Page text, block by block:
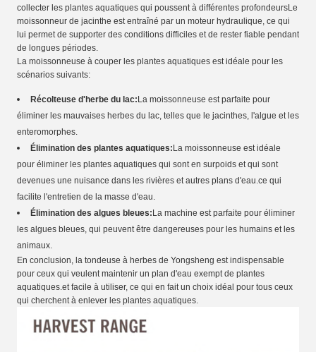
collecter les plantes aquatiques qui poussent à différentes profondeursLe
moissonneur de jacinthe est entraîné par un moteur hydraulique, ce qui
lui permet de supporter des conditions difficiles et de rester fiable pendant
de longues périodes.
La moissonneuse à couper les plantes aquatiques est idéale pour les
scénarios suivants:
Récolteuse d'herbe du lac: La moissonneuse est parfaite pour
éliminer les mauvaises herbes du lac, telles que le jacinthes, l'algue et les
enteromorphes.
Élimination des plantes aquatiques: La moissonneuse est idéale
pour éliminer les plantes aquatiques qui sont en surpoids et qui sont
devenues une nuisance dans les rivières et autres plans d'eau.ce qui
facilite l'entretien de la masse d'eau.
Élimination des algues bleues: La machine est parfaite pour éliminer
les algues bleues, qui peuvent être dangereuses pour les humains et les
animaux.
En conclusion, la tondeuse à herbes de Yongsheng est indispensable
pour ceux qui veulent maintenir un plan d'eau exempt de plantes
aquatiques.et facile à utiliser, ce qui en fait un choix idéal pour tous ceux
qui cherchent à enlever les plantes aquatiques.